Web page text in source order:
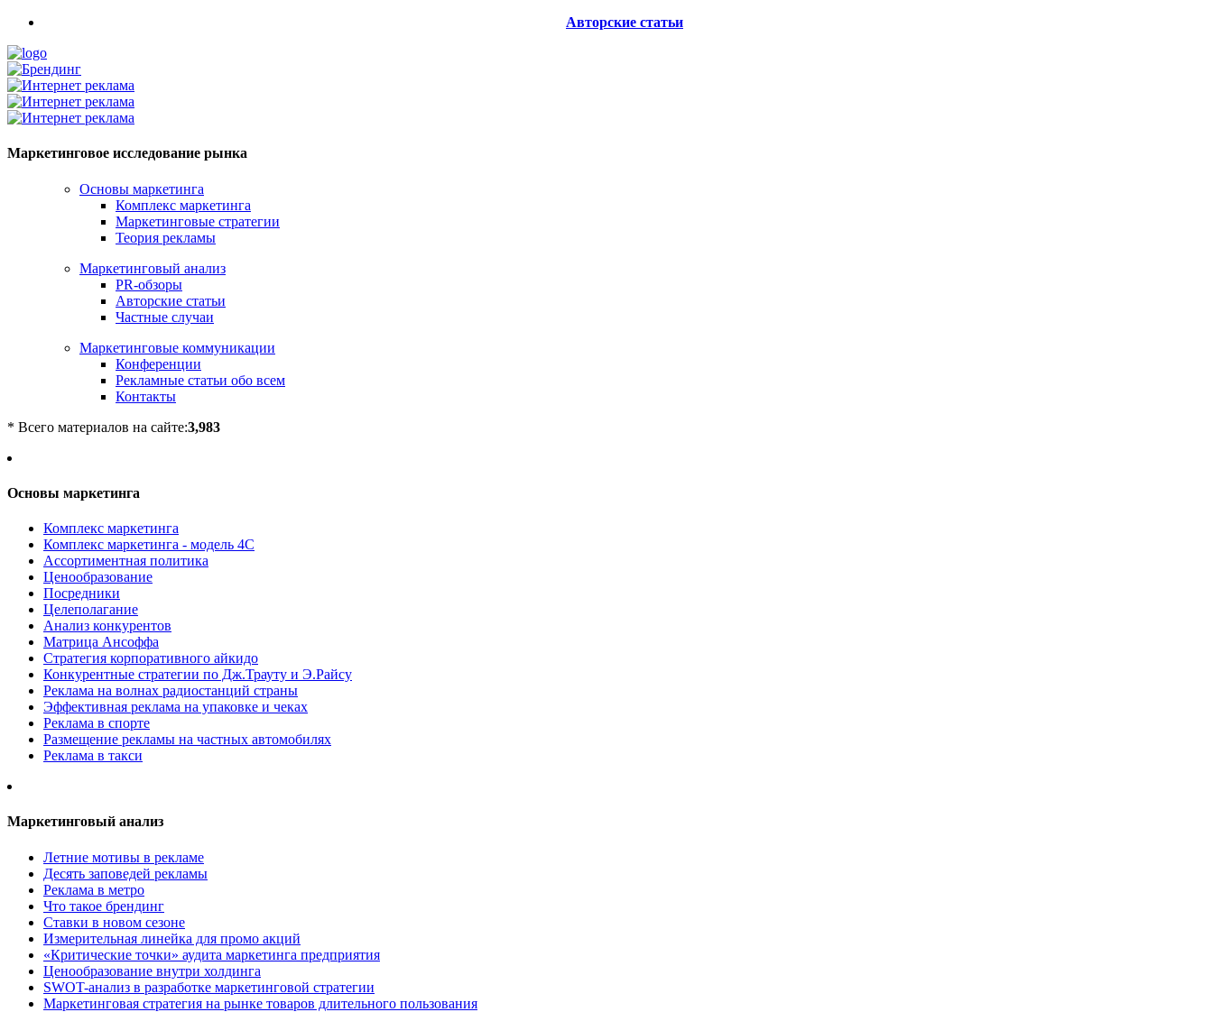
Авторские статьи
Маркетинговое исследование рынка
Основы маркетинга
Комплекс маркетинга
Маркетинговые стратегии
Теория рекламы
Маркетинговый анализ
PR-обзоры
Авторские статьи
Частные случаи
Маркетинговые коммуникации
Конференции
Рекламные статьи обо всем
Контакты
* Всего материалов на сайте:3,983
Основы маркетинга
Комплекс маркетинга
Комплекс маркетинга - модель 4С
Ассортиментная политика
Ценообразование
Посредники
Целеполагание
Анализ конкурентов
Матрица Ансоффа
Стратегия корпоративного айкидо
Конкурентные стратегии по Дж.Трауту и Э.Райсу
Реклама на волнах радиостанций страны
Эффективная реклама на упаковке и чеках
Реклама в спорте
Размещение рекламы на частных автомобилях
Реклама в такси
Маркетинговый анализ
Летние мотивы в рекламе
Десять заповедей рекламы
Реклама в метро
Что такое брендинг
Ставки в новом сезоне
Измерительная линейка для промо акций
«Критические точки» аудита маркетинга предприятия
Ценообразование внутри холдинга
SWOT-анализ в разработке маркетинговой стратегии
Маркетинговая стратегия на рынке товаров длительного пользования